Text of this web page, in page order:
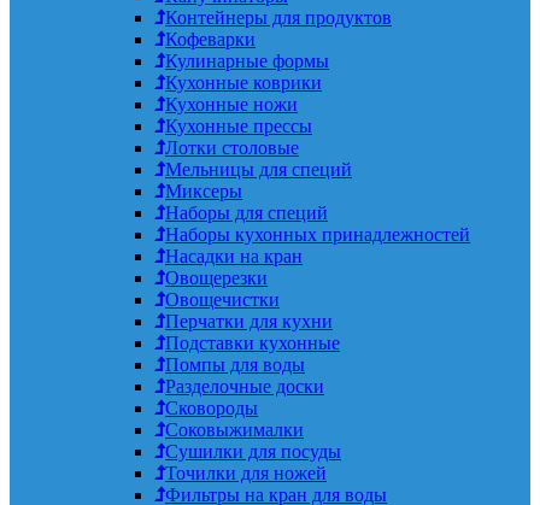
Контейнеры для продуктов
Кофеварки
Кулинарные формы
Кухонные коврики
Кухонные ножи
Кухонные прессы
Лотки столовые
Мельницы для специй
Миксеры
Наборы для специй
Наборы кухонных принадлежностей
Насадки на кран
Овощерезки
Овощечистки
Перчатки для кухни
Подставки кухонные
Помпы для воды
Разделочные доски
Сковороды
Соковыжималки
Сушилки для посуды
Точилки для ножей
Фильтры на кран для воды